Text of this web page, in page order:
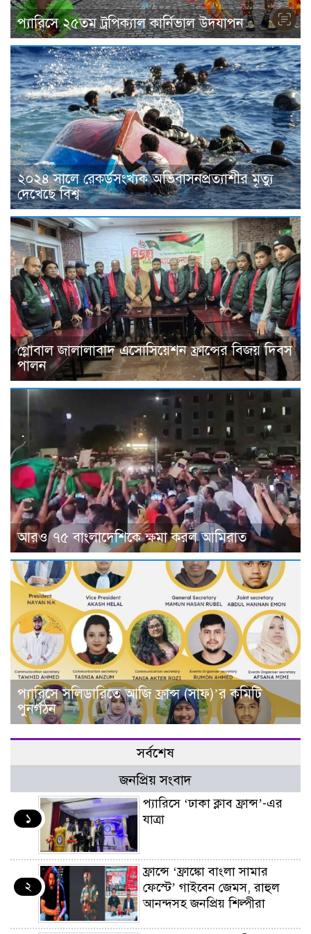
প্যারিসে ২৫তম ট্রপিক্যাল কার্নিভাল উদযাপন
২০২৪ সালে রেকর্ডসংখ্যক অভিবাসনপ্রত্যাশীর মৃত্যু
দেখেছে বিশ্ব
গ্লোবাল জালালাবাদ এসোসিয়েশন ফ্রান্সের বিজয় দিবস
পালন
আরও ৭৫ বাংলাদেশিকে ক্ষমা করল আমিরাত
প্যারিসে সলিডারিতে আজি ফ্রান্স (সাফ)’র কমিটি
পুনর্গঠন
সর্বশেষ
জনপ্রিয় সংবাদ
১
প্যারিসে ‘ঢাকা ক্লাব ফ্রান্স’-এর
যাত্রা
২
ফ্রান্সে ‘ফ্রাঙ্কো বাংলা সামার
ফেস্টে’ গাইবেন জেমস, রাহুল
আনন্দসহ জনপ্রিয় শিল্পীরা